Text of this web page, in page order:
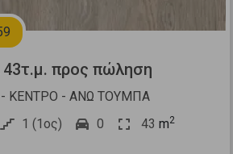
43τ.μ. προς πώληση
ΚΕΝΤΡΟ - ΑΝΩ ΤΟΥΜΠΑ
1 (1ος) 0 43 m2